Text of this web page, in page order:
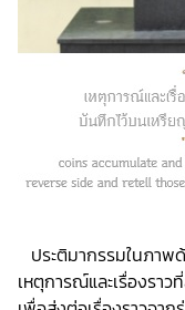
ประติมากรรมในภาพ
เหตุการณ์และเรื่องรา